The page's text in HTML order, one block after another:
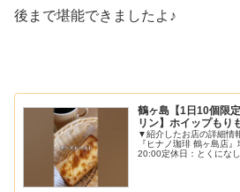
後まで堪能できましたよ♪
鶴ヶ島【1日10個限
リン】ホイップもり
▼紹介したお店の詳細情
『ヒナノ珈琲 鶴ヶ島店
20:00定休日：とくにな